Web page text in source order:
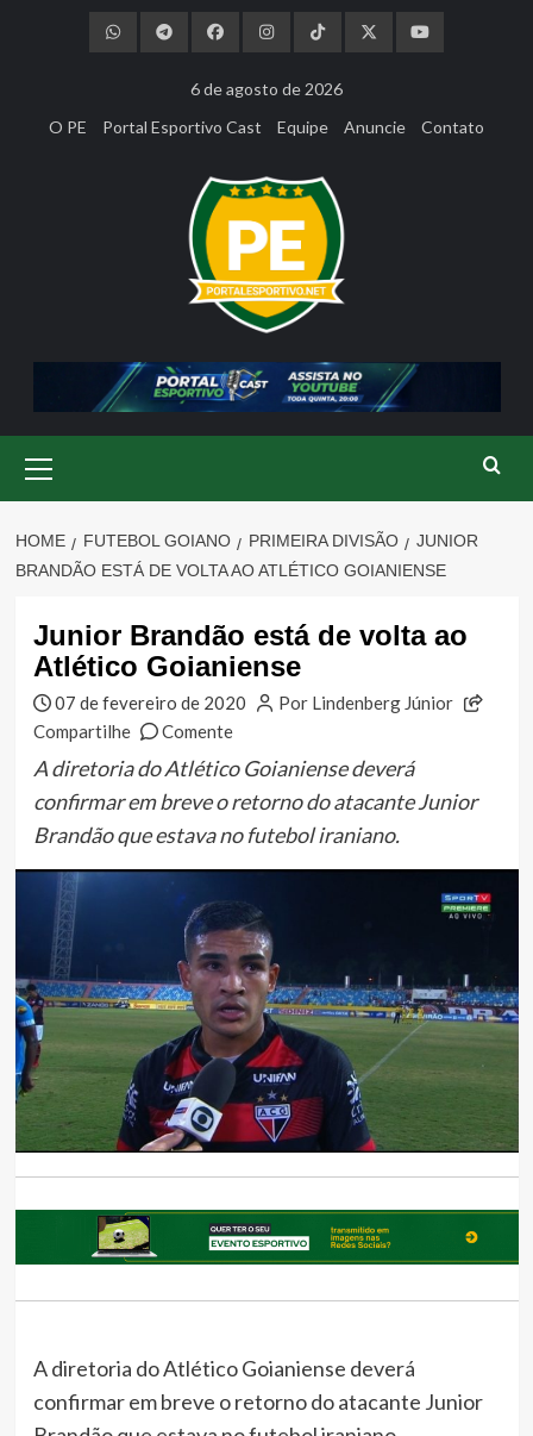
6 de agosto de 2026
O PE
Portal Esportivo Cast Equipe Anuncie Contato
Menu
HOME FUTEBOL GOIANO PRIMEIRA DIVISÃO
JUNIOR
BRANDÃO ESTÁ DE VOLTA AO ATLÉTICO GOIANIENSE
Junior Brandão está de volta ao
Atlético Goianiense
07 de fevereiro de 2020
Por Lindenberg Júnior
Compartilhe
Comente
A diretoria do Atlético Goianiense deverá
confirmar em breve o retorno do atacante Junior
Brandão que estava no futebol iraniano.
A diretoria do Atlético Goianiense deverá
confirmar em breve o retorno do atacante Junior